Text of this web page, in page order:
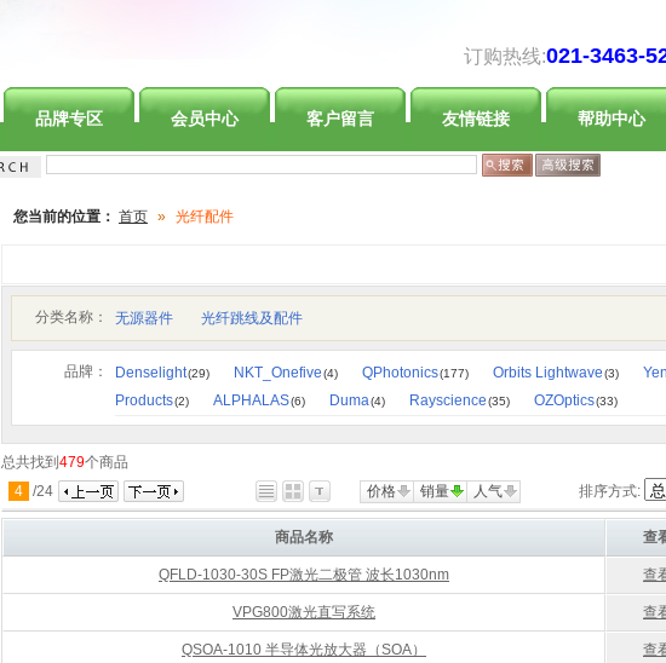
订购热线:021-3463-
品牌专区 会员中心 客户留言 友情链接 帮助中心
您当前的位置： 首页 » 光纤配件
分类名称： 无源器件 光纤跳线及配件
品牌： Denselight(29) NKT_Onefive(4) QPhotonics(177) Orbits Lightwave(3)
Products(2) ALPHALAS(6) Duma(4) Rayscience(35) OZOptics(33)
总共找到 479个商品
4 /24 价格 销量 人气 排序方式:
商品名称 查
QFLD-1030-30S FP激光二极管 波长1030nm 查
VPG800激光直写系统 查
QSOA-1010 半导体光放大器（SOA） 查